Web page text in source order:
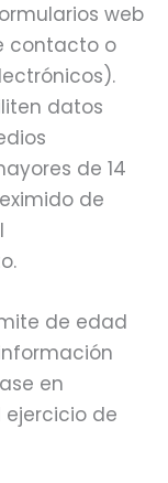
web
contacto o
datos
de 14
eximido de
de edad
en
de